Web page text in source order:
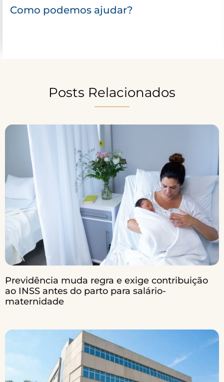
Como podemos ajudar?
Posts Relacionados
Previdência muda regra e exige contribuição
ao INSS antes do parto para salário-
maternidade